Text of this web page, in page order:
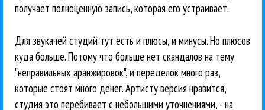
получает полноценную запись, которая его устраивает.
Для звукачей студий тут есть и плюсы, и минусы. Но плюсов
куда больше. Потому что больше нет скандалов на тему
"неправильных аранжировок", и переделок много раз,
которые стоят много денег. Артисту версия нравится,
студия это перебивает с небольшими уточнениями, - на